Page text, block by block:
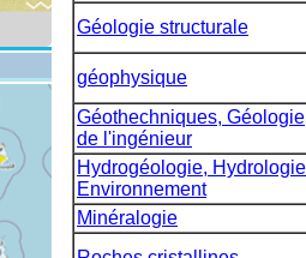
Géologie structurale
géophysique
Géothechniques, Géologie
de l'ingénieur
Hydrogéologie,
Environnement
Minéralogie